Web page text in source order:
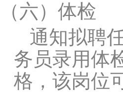
（六） 体检
通知拟聘
务员录用体
格，该岗位